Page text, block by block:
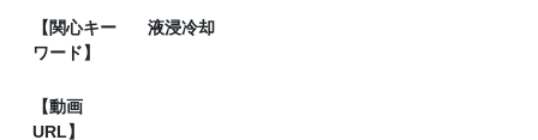
【関心キー
ワード】
液浸冷却
【動画
URL】